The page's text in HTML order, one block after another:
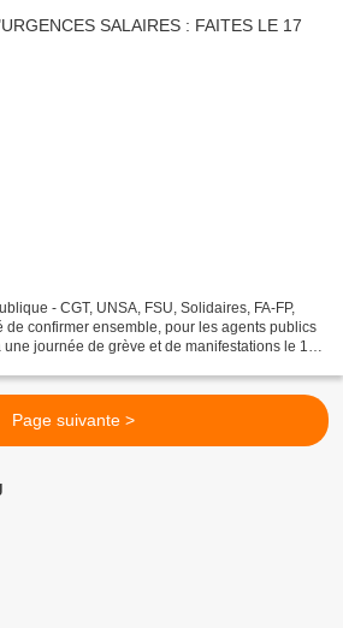
- CGT, UNSA, FSU, Solidaires, FA-FP,
de confirmer ensemble, pour les agents publics
journée de grève et de manifestations le 17
Page suivante >